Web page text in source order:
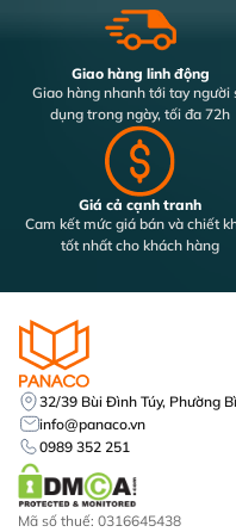
Giao hàng linh động
Giao hàng nhanh tới tay người
dụng trong ngày, tối đa 72h
Giá cả cạnh tranh
Cam kết mức giá bán và chiết
tốt nhất cho khách hàng
32/39 Bùi Đình Túy, Phường
info@panaco.vn
0989 352 251
Mã số thuế: 0316645438